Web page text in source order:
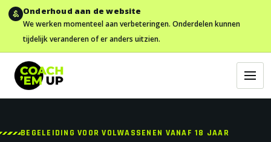
Onderhoud aan de website
We werken momenteel aan verbeteringen. Onderdelen kunnen
tijdelijk veranderen of er anders uitzien.
BEGELEIDING VOOR VOLWASSENEN VANAF 18 JAAR